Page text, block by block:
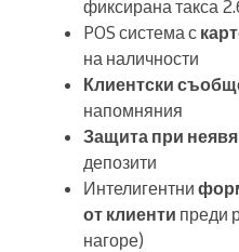
фиксирана такса
POS система с
на наличности
Клиентски
напомняния
Защита при
депозити
Интелигентни
от клиенти преди
нагоре)